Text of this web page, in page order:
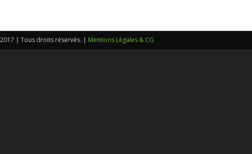
| Tous droits réservés. | Mentions Légales & CG